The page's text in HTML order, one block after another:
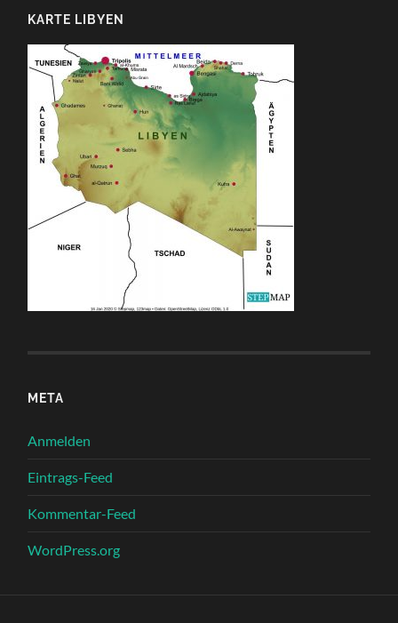
KARTE LIBYEN
META
Anmelden
Eintrags-Feed
Kommentar-Feed
WordPress.org